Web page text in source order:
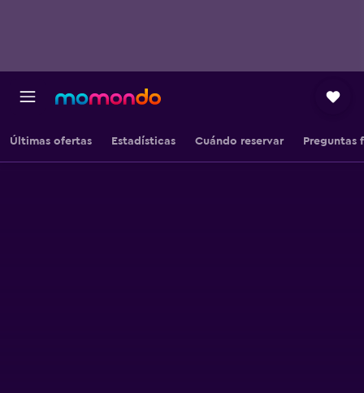
Últimas ofertas Estadísticas Cuándo reservar Preguntas